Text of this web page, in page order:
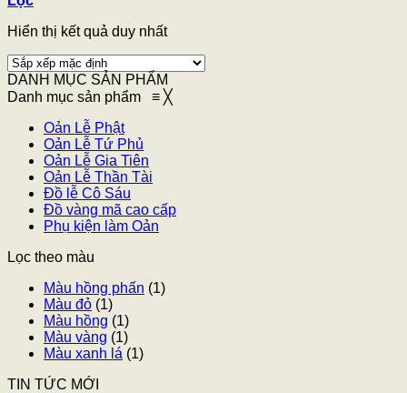
Hiển thị kết quả duy nhất
DANH MỤC SẢN PHẨM
Danh mục sản phẩm ≡ ╳
Oản Lễ Phật
Oản Lễ Tứ Phủ
Oản Lễ Gia Tiên
Oản Lễ Thần Tài
Đồ lễ Cô Sáu
Đồ vàng mã cao cấp
Phụ kiện làm Oản
Lọc theo màu
Màu hồng phấn (1)
Màu đỏ (1)
Màu hồng (1)
Màu vàng (1)
Màu xanh lá (1)
TIN TỨC MỚI